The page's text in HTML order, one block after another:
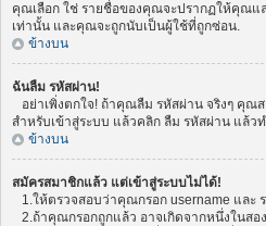
คุณเลือก ใช่ รายชื่อของคุณจะปรากฏให้คุณแ
เท่านั้น และคุณจะถูกนับเป็นผู้ใช้ที่ถูกซ่อน.
ข้างบน
ฉันลืม รหัสผ่าน!
อย่าเพิ่งตกใจ! ถ้าคุณลืม รหัสผ่าน จริงๆ คุณ
สำหรับเข้าสู่ระบบ แล้วคลิก ลืม รหัสผ่าน แล้ว
ข้างบน
สมัครสมาชิกแล้ว แต่เข้าสู่ระบบไม่ได้!
1.ให้ตรวจสอบว่าคุณกรอก username และ
2.ถ้าคุณกรอกถูกแล้ว อาจเกิดจากหนึ่งในสอ